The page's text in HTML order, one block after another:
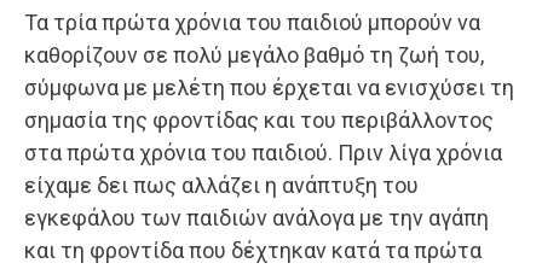
Τα τρία πρώτα χρόνια του παιδιού μπορούν να
καθορίζουν σε πολύ μεγάλο βαθμό τη ζωή του,
σύμφωνα με μελέτη που έρχεται να ενισχύσει τη
σημασία της φροντίδας και του περιβάλλοντος
στα πρώτα χρόνια του παιδιού. Πριν λίγα χρόνια
είχαμε δει πως αλλάζει η ανάπτυξη του
εγκεφάλου των παιδιών ανάλογα με την αγάπη
και τη φροντίδα που δέχτηκαν κατά τα πρώτα